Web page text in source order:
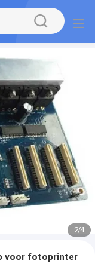
2/4
voor fotoprinter